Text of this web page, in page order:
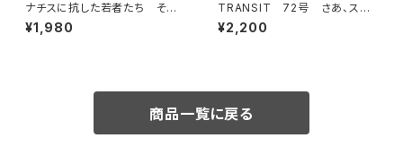
ナチスに抗した若者たち その
生き方を問う
¥1,980
TRANSIT 72号 さあ、スペ
インへ！ 太陽と海と土の国
¥2,200
商品一覧に戻る